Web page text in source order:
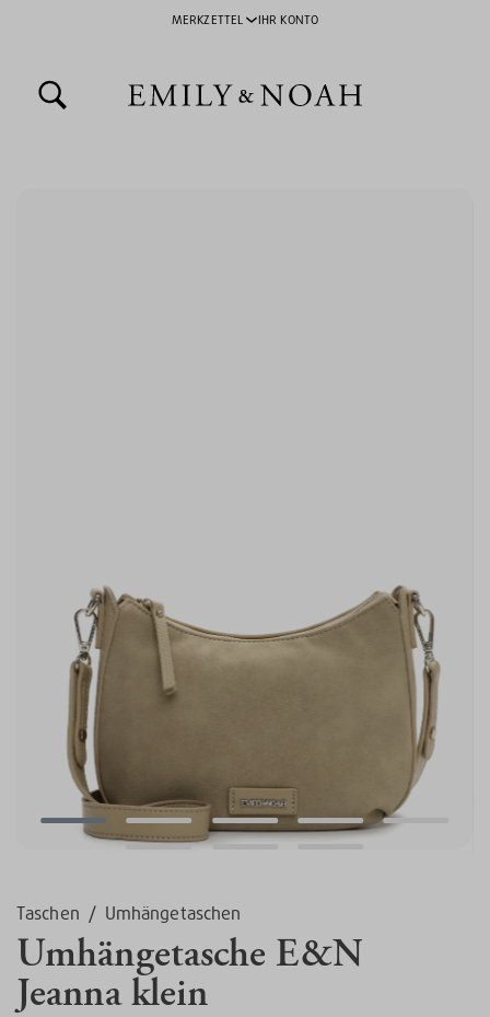
MERKZETTEL IHR KONTO
Taschen / Umhängetaschen
Umhängetasche E&N
Jeanna klein